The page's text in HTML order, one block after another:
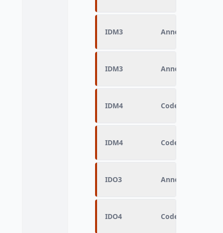
IDM3 Année de fin
IDM3 Année de fin
IDM4 Code Insee ville
IDM4 Code Insee ville
IDO3 Année de fin
IDO4 Code Insee ville